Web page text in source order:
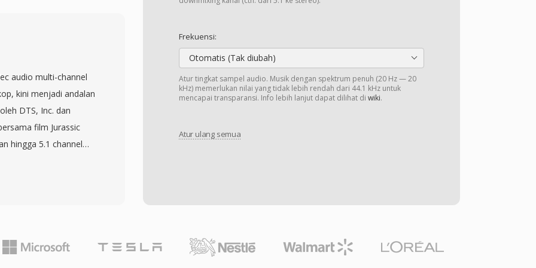
Frekuensi:
Otomatis (Tak diubah)
Atur tingkat sampel audio. Musik dengan spektrum penuh (20 Hz — 20
kHz) memerlukan nilai yang tidak lebih rendah dari 44.1 kHz untuk
mencapai transparansi. Info lebih lanjut dapat dilihat di wiki.
Atur ulang semua
penting untuk
penyimpanan
program ke
Information
setiap program.
audio dan video,
2, H.264, atau
dan
audio multi-channel
kini menjadi andalan
DTS, Inc. dan
film Jurassic
hingga 5.1 channel
antara 768 kbps dan
sub-
kuantisasi vektor,